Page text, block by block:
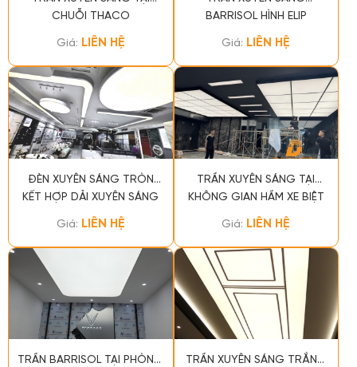
CHUỖI THACO
Giá: LIÊN HỆ
BARRISOL HÌNH ELIP
Giá: LIÊN HỆ
ĐÈN XUYÊN SÁNG TRÒN
KẾT HỢP DẢI XUYÊN SÁNG
Giá: LIÊN HỆ
TRẦN XUYÊN SÁNG TẠI
KHÔNG GIAN HẦM XE BIỆT
THỰ
Giá: LIÊN HỆ
TRẦN BARRISOL TẠI PHÒNG
TRẦN XUYÊN SÁNG TRẮNG